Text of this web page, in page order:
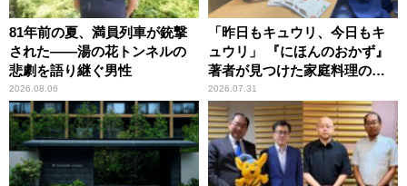
81年前の夏、満員列車が銃撃
された――湯の花トンネルの
悲劇を語り継ぐ男性
2026.08.06
「昨日もキュウリ、今日もキ
ュウリ」 『にほんのおかず』
著者が見つけた家庭料理の知
恵
2026.07.31